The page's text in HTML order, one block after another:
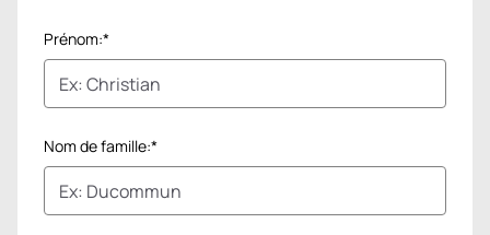
Prénom:*
Nom de famille:*